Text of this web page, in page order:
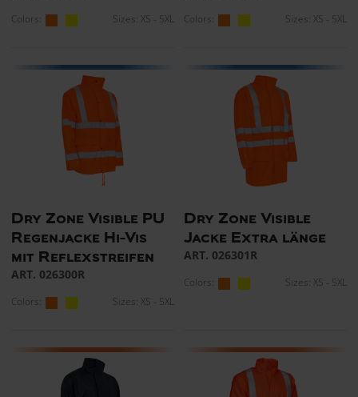
Colors: Sizes: XS - 5XL Colors: Sizes: XS - 5XL
Dry Zone Visible PU
Regenjacke Hi-Vis
mit Reflexstreifen
ART. 026300R
Colors: Sizes: XS - 5XL
Dry Zone Visible
Jacke Extra länge
ART. 026301R
Colors: Sizes: XS - 5XL